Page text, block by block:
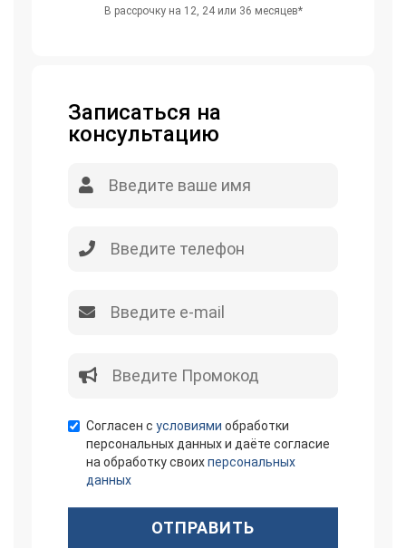
В рассрочку на 12, 24 или 36 месяцев*
Записаться на
консультацию
Согласен с условиями обработки
персональных данных и даёте согласие
на обработку своихперсональных
данных
ОТПРАВИТЬ